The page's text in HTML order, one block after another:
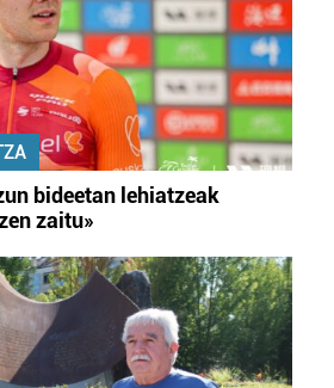
bideetan lehiatzeak
zaitu»